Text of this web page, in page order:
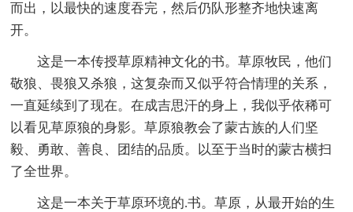
而出，以最快的速度吞完，然后仍队形整齐地快速离
开。
这是一本传授草原精神文化的书。草原牧民，他们
敬狼、畏狼又杀狼，这复杂而又似乎符合情理的关系，
一直延续到了现在。在成吉思汗的身上，我似乎依稀可
以看见草原狼的身影。草原狼教会了蒙古族的人们坚
毅、勇敢、善良、团结的品质。以至于当时的蒙古横扫
了全世界。
这是一本关于草原环境的.书。草原，从最开始的生